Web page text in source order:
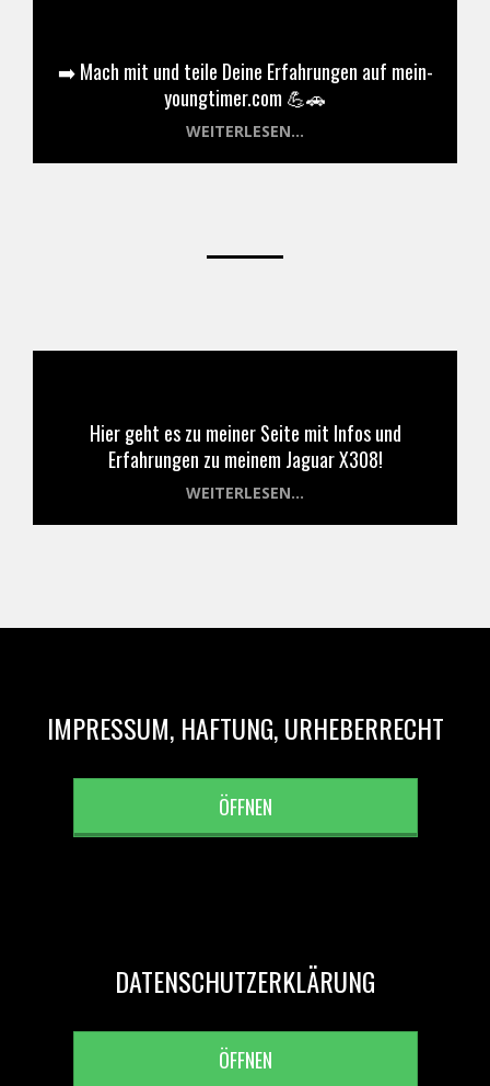
➡️ Mach mit und teile Deine Erfahrungen auf mein-
youngtimer.com 💪🚗
WEITERLESEN...
Hier geht es zu meiner Seite mit Infos und
Erfahrungen zu meinem Jaguar X308!
WEITERLESEN...
IMPRESSUM, HAFTUNG, URHEBERRECHT
ÖFFNEN
DATENSCHUTZERKLÄRUNG
ÖFFNEN